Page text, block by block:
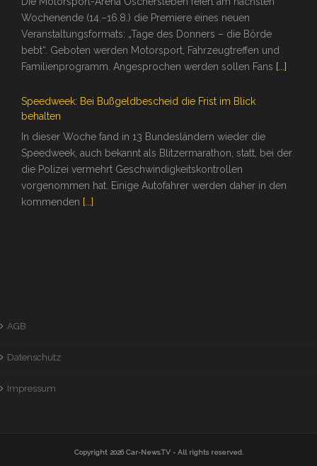
Wochenende (14.–16.8.) die Premiere eines neuen
Veranstaltungsformats: „Tage des Donners – die Börde
bebt“. Geboten werden Motorsport, Fahrzeugtreffen und
Familienprogramm. Angesprochen werden sollen Fans [...]
Speedweek: Bei Bußgeldbescheid die Frist im Blick
behalten
In dieser Woche fand in 13 Bundesländern wieder die
Speedweek, auch bekannt als Blitzermarathon, statt, bei der
die Polizei vermehrt Geschwindigkeitskontrollen
vorgenommen hat. Einige Autofahrer werden daher in den
kommenden [...]
AGB
Datenschutz
Impressum
Copyright 2026Car-News.TV- All rights reserved.